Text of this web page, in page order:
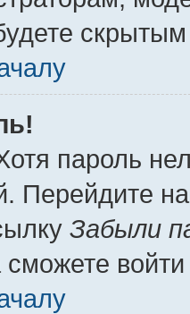
пароль
Перейдите
Забыли
сможете